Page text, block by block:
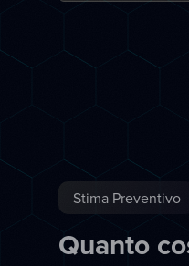
Stima Preventivo
Quanto